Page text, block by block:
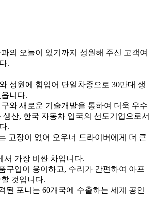
의 오늘이 있기까지 성원해 주신 고객여
.
성원에 힘입어 단일차종으로 30만대 생
니다.
와 새로운 기술개발을 통하여 더욱 우수
생산, 한국 자동차 입국의 선도기업으로서
.
고장이 없어 오우너 드라이버에게 더 큰
서 가장 비싼 차입니다.
구입이 용이하고, 수리가 간편하여 아프
것입니다.
된 포니는 60개국에 수출하는 세계 공인